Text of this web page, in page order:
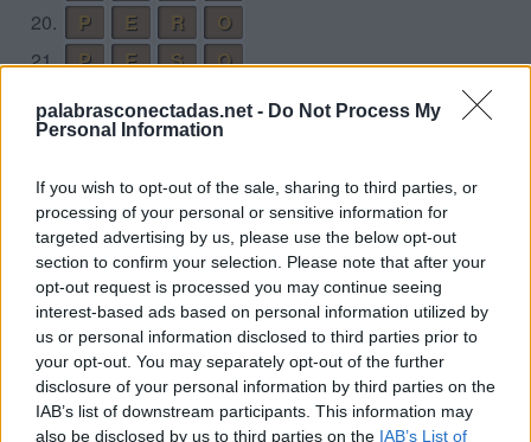
palabrasconectadas.net - Do Not Process My
Personal Information
If you wish to opt-out of the sale, sharing to third parties, or
processing of your personal or sensitive information for
targeted advertising by us, please use the below opt-out
section to confirm your selection. Please note that after your
opt-out request is processed you may continue seeing
interest-based ads based on personal information utilized by
us or personal information disclosed to third parties prior to
your opt-out. You may separately opt-out of the further
disclosure of your personal information by third parties on the
IAB’s list of downstream participants. This information may
also be disclosed by us to third parties on the IAB’s List of
20.
P E R
O
21.
P E S
O
22.
S
23.
P E T
O
25.
P O S
E
26.
P O S
T
27.
P O T
E
28.
P R O
S
29. R E T
O
30.
R E T
Ó